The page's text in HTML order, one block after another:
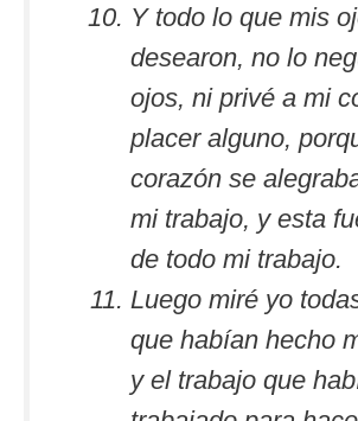
Y todo lo que mis
desearon, no lo
ojos, ni privé a mi
placer alguno,
corazón se
mi trabajo, y esta
de todo mi trabajo.
Luego miré yo
que habían hecho
y el trabajo que